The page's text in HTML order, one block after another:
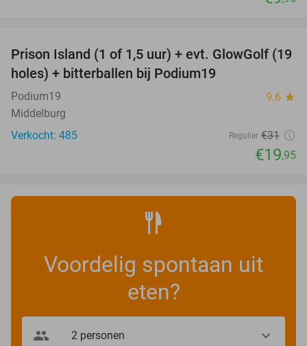
36%
Prison Island (1 of 1,5 uur) + evt. GlowGolf (19
holes) + bitterballen bij Podium19
Podium19 9.6 star
Middelburg
Verkocht: 485
Regulier €31
€19,95
Voordelig spontaan uit
eten?